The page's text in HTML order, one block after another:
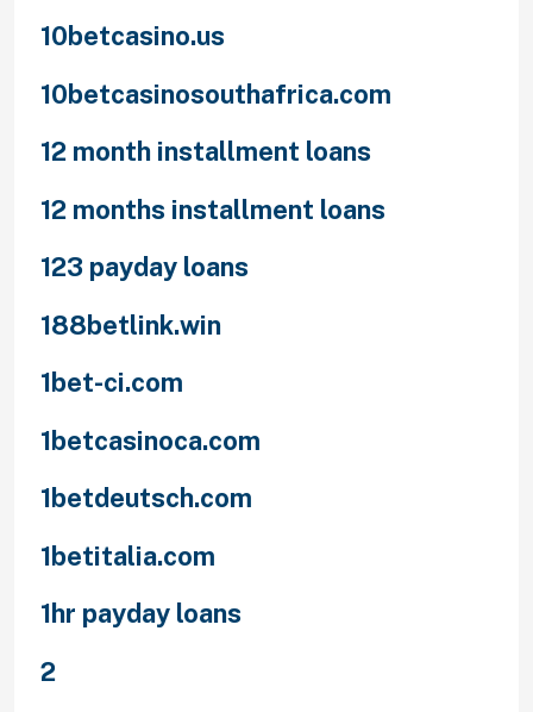
10betcasino.us
10betcasinosouthafrica.com
12 month installment loans
12 months installment loans
123 payday loans
188betlink.win
1bet-ci.com
1betcasinoca.com
1betdeutsch.com
1betitalia.com
1hr payday loans
2